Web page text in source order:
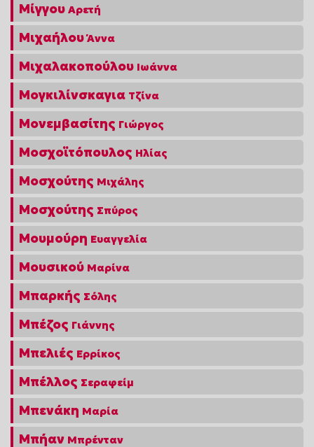
Μίγγου Αρετή
Μιχαήλου Άννα
Μιχαλακοπούλου Ιωάννα
Μογκιλίνσκαγια Τζίνα
Μονεμβασίτης Γιώργος
Μοσχοϊτόπουλος Ηλίας
Μοσχούτης Μιχάλης
Μοσχούτης Σπύρος
Μουμούρη Ευαγγελία
Μουσικού Μαρίνα
Μπαρκής Σόλης
Μπέζος Γιάννης
Μπελιές Ερρίκος
Μπέλλος Σεραφείμ
Μπενάκη Μαρία
Μπήαν Μπρένταν